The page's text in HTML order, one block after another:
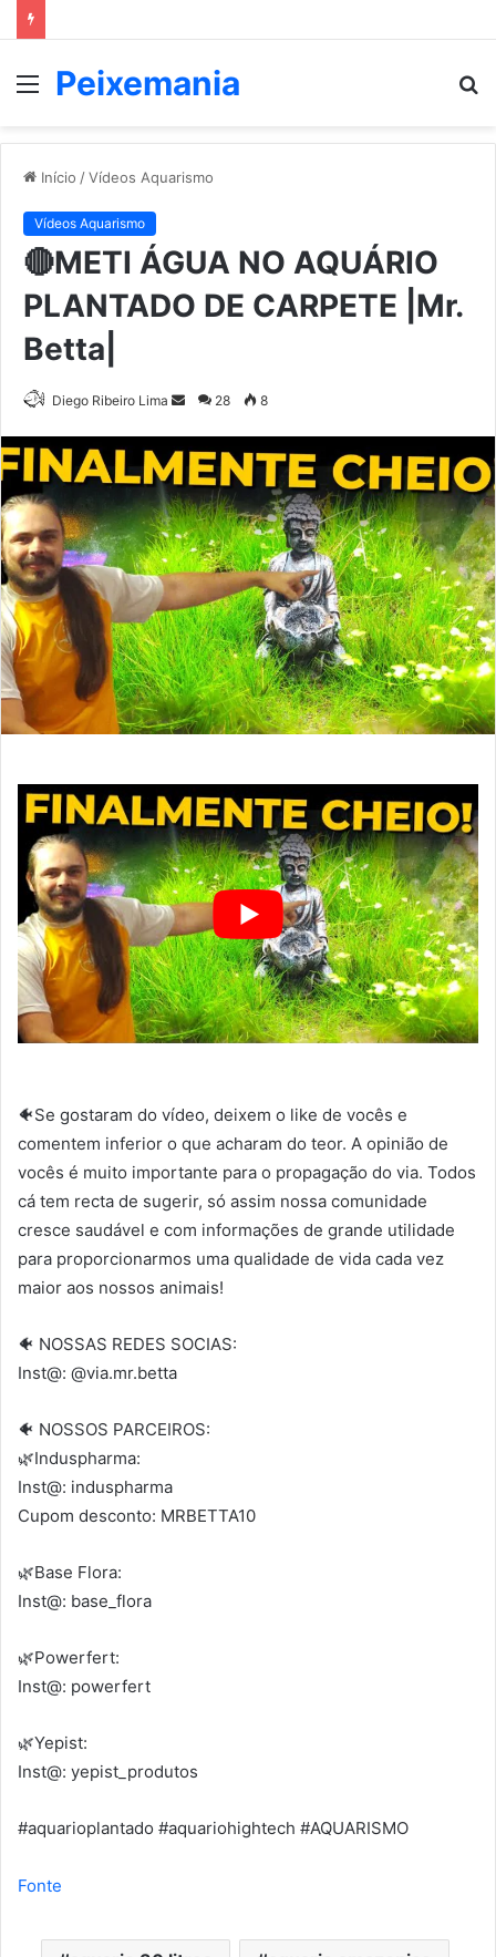
Menu
Peixemania
Início /Vídeos Aquarismo
Vídeos Aquarismo
🔴METI ÁGUA NO AQUÁRIO
PLANTADO DE CARPETE |Mr.
Betta|
Diego Ribeiro Lima
Mande
e-
mail
28 8
🐠Se gostaram do vídeo, deixem o like de vocês e
comentem inferior o que acharam do teor. A opinião de
vocês é muito importante para o propagação do via. Todos
cá tem recta de sugerir, só assim nossa comunidade
cresce saudável e com informações de grande utilidade
para proporcionarmos uma qualidade de vida cada vez
maior aos nossos animais!
🐠 NOSSAS REDES SOCIAS:
Inst@: @via.mr.betta
🐠 NOSSOS PARCEIROS:
🌿Induspharma:
Inst@: induspharma
Cupom desconto: MRBETTA10
🌿Base Flora:
Inst@: base_flora
🌿Powerfert:
Inst@: powerfert
🌿Yepist:
Inst@: yepist_produtos
#aquarioplantado #aquariohightech #AQUARISMO
Fonte